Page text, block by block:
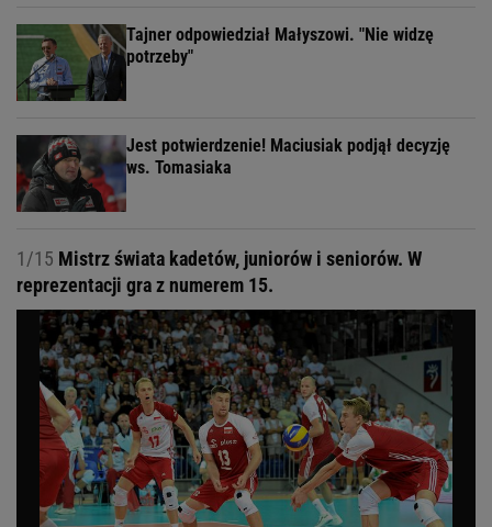
Tajner odpowiedział Małyszowi. "Nie widzę
potrzeby"
Jest potwierdzenie! Maciusiak podjął decyzję
ws. Tomasiaka
1/15 Mistrz świata kadetów, juniorów i seniorów. W
reprezentacji gra z numerem 15.